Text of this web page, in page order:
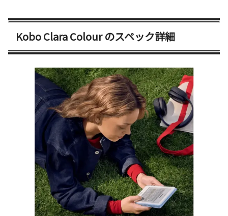
Kobo Clara Colour のスペック詳細